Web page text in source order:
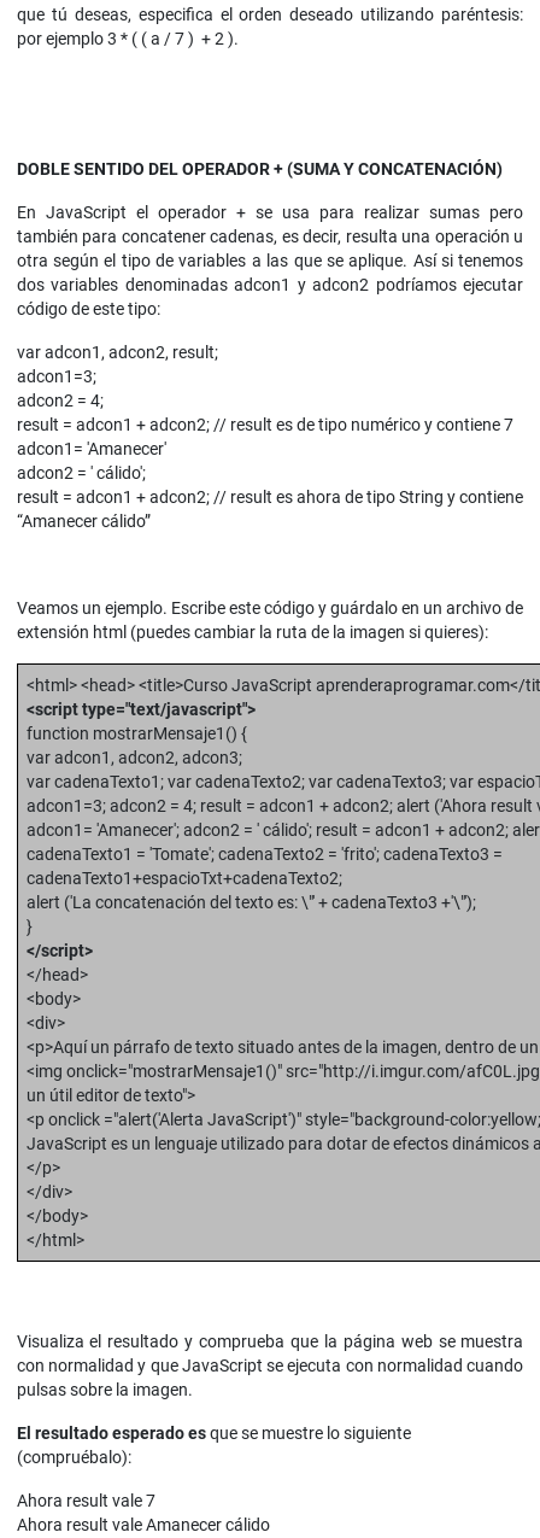
que tú deseas, especifica el orden deseado utilizando paréntesis:
por ejemplo 3 * ( ( a / 7 ) + 2 ).
DOBLE SENTIDO DEL OPERADOR + (SUMA Y CONCATENACIÓN)
En JavaScript el operador + se usa para realizar sumas pero
también para concatener cadenas, es decir, resulta una operación u
otra según el tipo de variables a las que se aplique. Así si tenemos
dos variables denominadas adcon1 y adcon2 podríamos ejecutar
código de este tipo:
var adcon1, adcon2, result;
adcon1=3;
adcon2 = 4;
result = adcon1 + adcon2; // result es de tipo numérico y contiene 7
adcon1= 'Amanecer'
adcon2 = ' cálido';
result = adcon1 + adcon2; // result es ahora de tipo String y contiene
“Amanecer cálido”
Veamos un ejemplo. Escribe este código y guárdalo en un archivo de
extensión html (puedes cambiar la ruta de la imagen si quieres):
<html> <head> <title>Curso JavaScript aprenderaprogramar.com</
<script type="text/javascript">
function mostrarMensaje1() {
var adcon1, adcon2, adcon3;
var cadenaTexto1; var cadenaTexto2; var cadenaTexto3; var
adcon1=3; adcon2 = 4; result = adcon1 + adcon2; alert ('Ahora result
adcon1= 'Amanecer'; adcon2 = ' cálido'; result = adcon1 + adcon2;
cadenaTexto1 = 'Tomate'; cadenaTexto2 = 'frito'; cadenaTexto3 =
cadenaTexto1+espacioTxt+cadenaTexto2;
alert ('La concatenación del texto es: \"' + cadenaTexto3 +'\"');
}
</script>
</head>
<body>
<div>
<p>Aquí un párrafo de texto situado antes de la imagen, dentro de
<img onclick="mostrarMensaje1()" src="http://i.imgur.com/
un útil editor de texto">
<p onclick ="alert('Alerta JavaScript')" style="background-
JavaScript es un lenguaje utilizado para dotar de efectos dinámicos
</p>
</div>
</body>
</html>
Visualiza el resultado y comprueba que la página web se muestra
con normalidad y que JavaScript se ejecuta con normalidad cuando
pulsas sobre la imagen.
El resultado esperado esque se muestre lo siguiente
(compruébalo):
Ahora result vale 7
Ahora result vale Amanecer cálido